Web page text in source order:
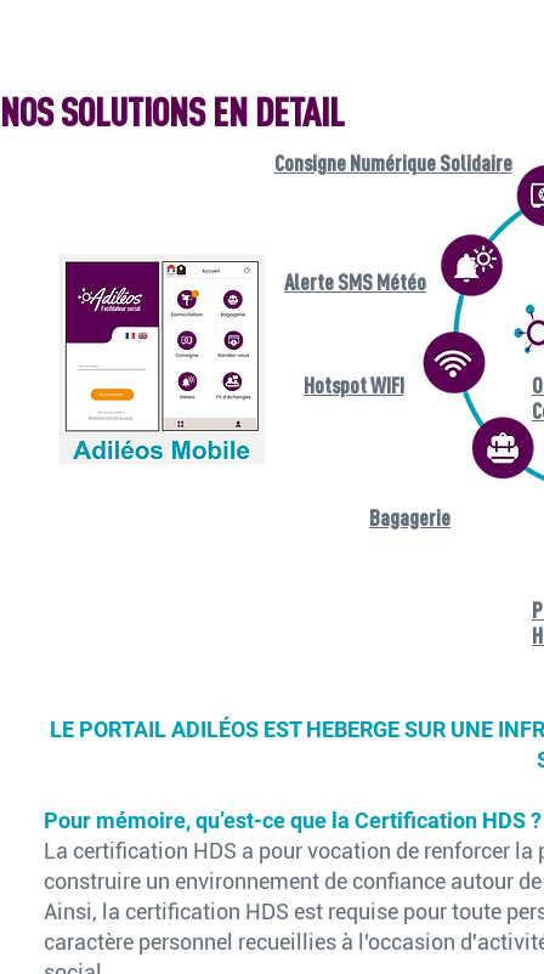
NOS SOLUTIONS EN DETAIL
Consigne Numérique Solidaire
Alerte SMS Météo
Hotspot WIFI
Bagagerie
LE PORTAIL ADILÉOS EST HEBERGE SUR UNE
Pour mémoire, qu’est-ce que la Certification HDS ?
La certification HDS a pour vocation de renforcer
construire un environnement de confiance autour
Ainsi, la certification HDS est requise pour toute
caractère personnel recueillies à l'occasion